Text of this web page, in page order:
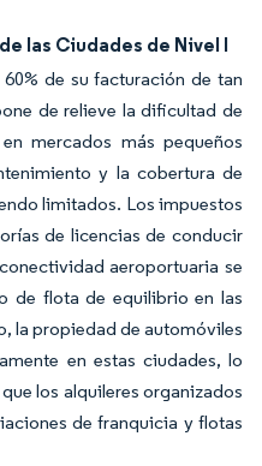
las Ciudades de Nivel I
de su facturación de tan
de relieve la dificultad de
mercados más pequeños
y la cobertura de
limitados. Los impuestos
de licencias de conducir
aeroportuaria se
de flota de equilibrio en las
la propiedad de automóviles
en estas ciudades, lo
los alquileres organizados
de franquicia y flotas